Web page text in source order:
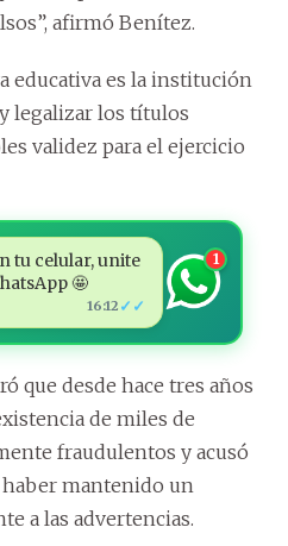
afirmó Benítez.
educativa es la institución
legalizar los títulos
validez para el ejercicio
tu celular, unite
🤩
16:12 ✓✓
1
que desde hace tres años
de miles de
fraudulentos y acusó
mantenido un
a las advertencias.